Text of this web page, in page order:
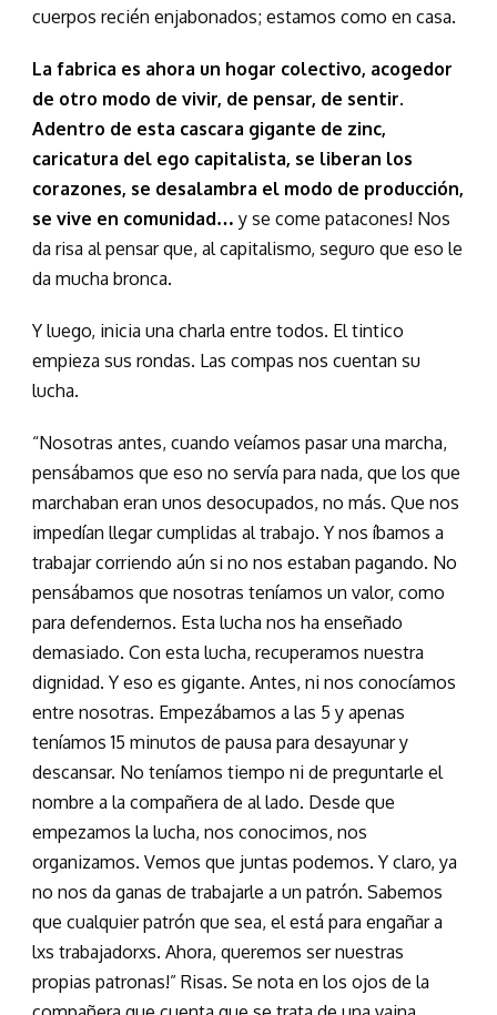
cuerpos recién enjabonados; estamos como en casa.
La fabrica es ahora un hogar colectivo, acogedor
de otro modo de vivir, de pensar, de sentir.
Adentro de esta cascara gigante de zinc,
caricatura del ego capitalista, se liberan los
corazones, se desalambra el modo de producción,
se vive en comunidad… y se come patacones! Nos
da risa al pensar que, al capitalismo, seguro que eso le
da mucha bronca.
Y luego, inicia una charla entre todos. El tintico
empieza sus rondas. Las compas nos cuentan su
lucha.
“Nosotras antes, cuando veíamos pasar una marcha,
pensábamos que eso no servía para nada, que los que
marchaban eran unos desocupados, no más. Que nos
impedían llegar cumplidas al trabajo. Y nos íbamos a
trabajar corriendo aún si no nos estaban pagando. No
pensábamos que nosotras teníamos un valor, como
para defendernos. Esta lucha nos ha enseñado
demasiado. Con esta lucha, recuperamos nuestra
dignidad. Y eso es gigante. Antes, ni nos conocíamos
entre nosotras. Empezábamos a las 5 y apenas
teníamos 15 minutos de pausa para desayunar y
descansar. No teníamos tiempo ni de preguntarle el
nombre a la compañera de al lado. Desde que
empezamos la lucha, nos conocimos, nos
organizamos. Vemos que juntas podemos. Y claro, ya
no nos da ganas de trabajarle a un patrón. Sabemos
que cualquier patrón que sea, el está para engañar a
lxs trabajadorxs. Ahora, queremos ser nuestras
propias patronas!” Risas. Se nota en los ojos de la